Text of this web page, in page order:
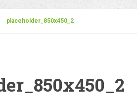
placeholder_850x450_2